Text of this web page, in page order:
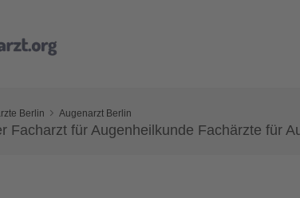
Berlin Augenarzt Berlin
Facharzt für Augenheilkunde Fachärzte für